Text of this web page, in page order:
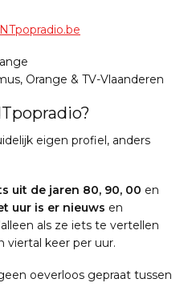
Orange & TV-Vlaanderen
eigen profiel, anders
uit de jaren 80, 90, 00 en
uur is er nieuws en
als ze iets te vertellen
viertal keer per uur.
oeverloos gepraat tussen